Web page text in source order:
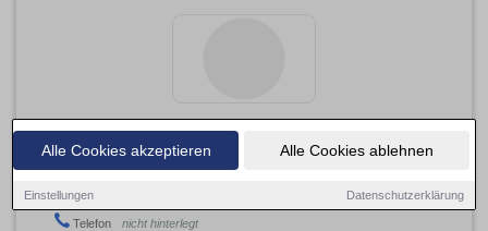
Alle Cookies akzeptieren Alle Cookies ablehnen
Einstellungen Datenschutzerklärung
Wärmedämmung Beha Franz
Adresse Langenordnach 29, 79822 Titisee-Neustadt
Telefon
nicht hinterlegt